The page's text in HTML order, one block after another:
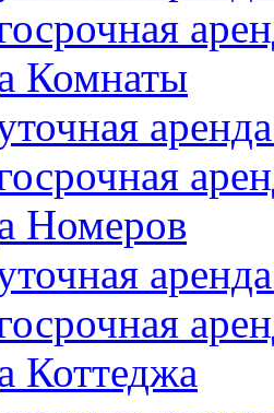
Комнаты
Номеров
Коттеджа